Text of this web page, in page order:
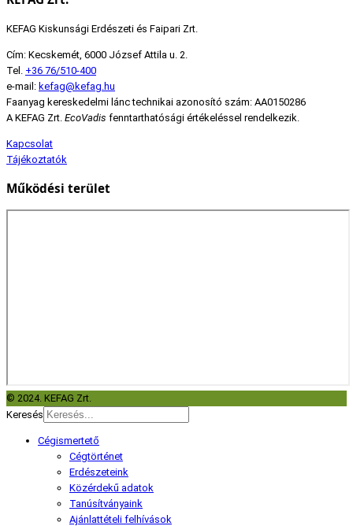
KEFAG Kiskunsági Erdészeti és Faipari Zrt.
Cím: Kecskemét, 6000 József Attila u. 2.
Tel. +36 76/510-400
e-mail: kefag@kefag.hu
Faanyag kereskedelmi lánc technikai azonosító szám: AA0150286
A KEFAG Zrt. EcoVadis fenntarthatósági értékeléssel rendelkezik.
Kapcsolat
Tájékoztatók
Működési terület
© 2024. KEFAG Zrt.
Keresés
Cégismertető
Cégtörténet
Erdészeteink
Közérdekű adatok
Tanúsítványaink
Ajánlattételi felhívások